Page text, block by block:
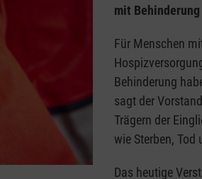
mit
Für Menschen
Behinderung
sagt der
Trägern der
wie Sterben, Tod
Das heutige